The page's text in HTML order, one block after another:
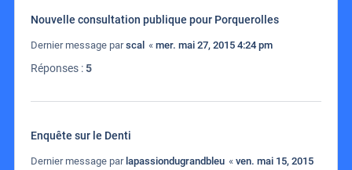
Nouvelle consultation publique pour Porquerolles
Dernier message parscal « mer. mai 27, 2015 4:24 pm
Réponses :5
Enquête sur le Denti
Dernier message par lapassiondugrandbleu « ven. mai 15, 2015